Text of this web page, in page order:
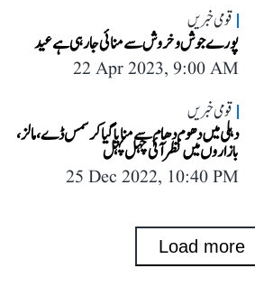
قومی خبریں
پورے جوش و خروش سے منائی جا رہی ہے عید
22 Apr 2023, 9:00 AM
قومی خبریں
دہلی میں دھوم دھام سے منایا گیا کرسمس ڈے، مالز،
بازاروں میں نظر آئی چہل پہل
25 Dec 2022, 10:40 PM
Load more